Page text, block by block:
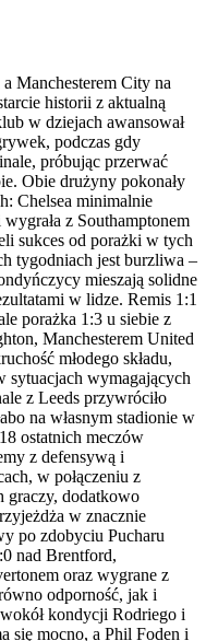
Manchesterem City na
historii z aktualną
w dziejach awansował
podczas gdy
próbując przerwać
Obie drużyny pokonały
Chelsea minimalnie
z Southamptonem
sukces od porażki w tych
tygodniach jest burzliwa –
mieszają solidne
w lidze. Remis 1:1
porażka 1:3 u siebie z
Manchesterem United
młodego składu,
sytuacjach wymagających
z Leeds przywróciło
na własnym stadionie w
ostatnich meczów
z defensywą i
w połączeniu z
graczy, dodatkowo
w znacznie
po zdobyciu Pucharu
nad Brentford,
oraz wygrane z
odporność, jak i
kondycji Rodriego i
się mocno, a Phil Foden i